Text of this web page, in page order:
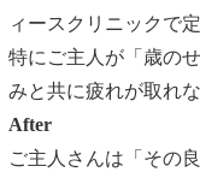
ィースクリニックで
特にご主人が「歳の
みと共に疲れが取れ
After
ご主人さんは「その